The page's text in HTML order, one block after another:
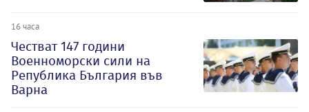
16 часа
Честват 147 години
Военноморски сили на
Република България във
Варна